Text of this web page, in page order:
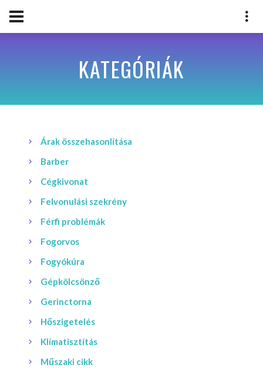
KATEGÓRIÁK
Árak összehasonlítása
Barber
Cégkivonat
Felvonulási szekrény
Férfi problémák
Fogorvos
Fogyókúra
Gépkölcsönző
Gerinctorna
Hőszigetelés
Klímatisztítás
Műszaki cikk